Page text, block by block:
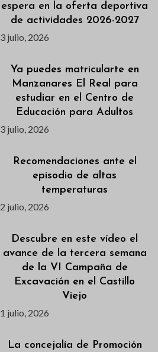
espera en la oferta deportiva
de actividades 2026-2027
3 julio, 2026
Ya puedes matricularte en
Manzanares El Real para
estudiar en el Centro de
Educación para Adultos
3 julio, 2026
Recomendaciones ante el
episodio de altas
temperaturas
2 julio, 2026
Descubre en este vídeo el
avance de la tercera semana
de la VI Campaña de
Excavación en el Castillo
Viejo
1 julio, 2026
La concejalía de Promoción